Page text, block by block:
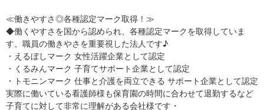
≪働きやすさ◎各種認定マーク取得！≫
◆働くやすさを国から認められ、各種認定マークを取得していま
す。職員の働きやさを重要視した法人です♪
・えるぼしマーク 女性活躍企業として認定
・くるみんマーク 子育てサポート企業として認定
・トモニンマーク 仕事と介護を両立できる サポート企業として認定
実際に働いている看護師様も保育園の時間に合わせて退勤するなど
子育てに対して非常に理解がある会社様です・